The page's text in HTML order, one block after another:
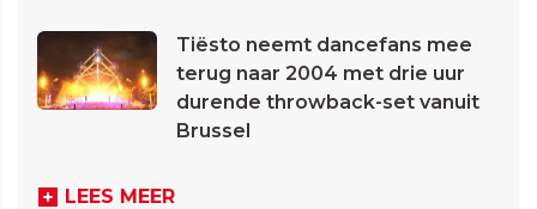
Tiësto neemt dancefans mee
terug naar 2004 met drie uur
durende throwback-set vanuit
Brussel
LEES MEER